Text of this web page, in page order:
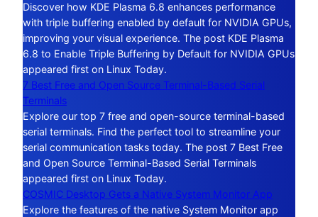
Discover how KDE Plasma 6.8 enhances performance
with triple buffering enabled by default for NVIDIA GPUs,
improving your visual experience. The post KDE Plasma
6.8 to Enable Triple Buffering by Default for NVIDIA GPUs
appeared first on Linux Today.
7 Best Free and Open Source Terminal-Based Serial
Terminals
Explore our top 7 free and open-source terminal-based
serial terminals. Find the perfect tool to streamline your
serial communication tasks today. The post 7 Best Free
and Open Source Terminal-Based Serial Terminals
appeared first on Linux Today.
COSMIC Desktop Gets a Native System Monitor App
Explore the features of the native System Monitor app